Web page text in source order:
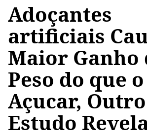
Adoçantes
artificiais
Maior Ganho
Peso do que o
Açucar, Outro
Estudo